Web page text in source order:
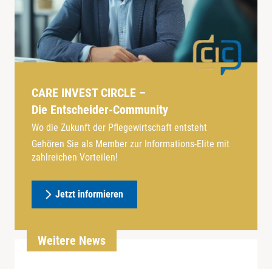
CARE INVEST CIRCLE –
Die Entscheider-Community
Wo die Zukunft der Pflegewirtschaft entsteht
Gehören Sie als Member zur Informations-Elite mit
zahlreichen Vorteilen!
Jetzt informieren
Weitere News